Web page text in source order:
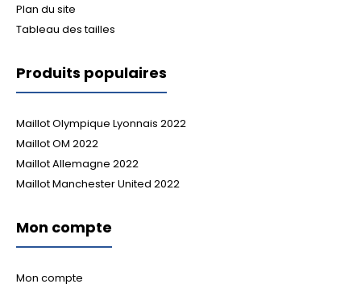
Plan du site
Tableau des tailles
Produits populaires
Maillot Olympique Lyonnais 2022
Maillot OM 2022
Maillot Allemagne 2022
Maillot Manchester United 2022
Mon compte
Mon compte